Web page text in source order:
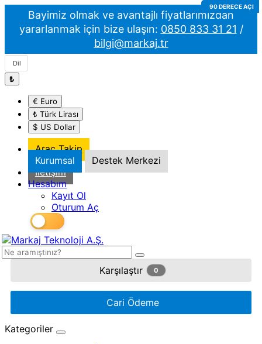
Bayimiz olmak ve avantajlı fiyatlarımızdan
yararlanmak için bize ulaşın: 0850 833 31 21 /
bilgi@markaj.tr
Dil
₺
€ Euro
₺ Türk Lirası
$ US Dollar
Araç Takip
Kurumsal
Destek Merkezi
İletişim
Hesabım
Kayıt Ol
Oturum Aç
Karşılaştır 0
Cari Ödeme
Kategoriler
800X480P
800X480P
100 DERECE AÇI
90 DERECE AÇI